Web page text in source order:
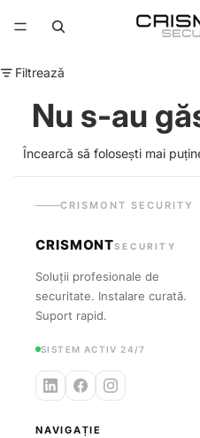
Filtrează
Nu s-au
Încearcă să folosești mai
CRISMONT SECURITY
CRISMONTSECURITY
Soluții profesionale de
securitate. Instalare curată.
Suport rapid.
SISTEM ACTIV 24/7
NAVIGAȚIE